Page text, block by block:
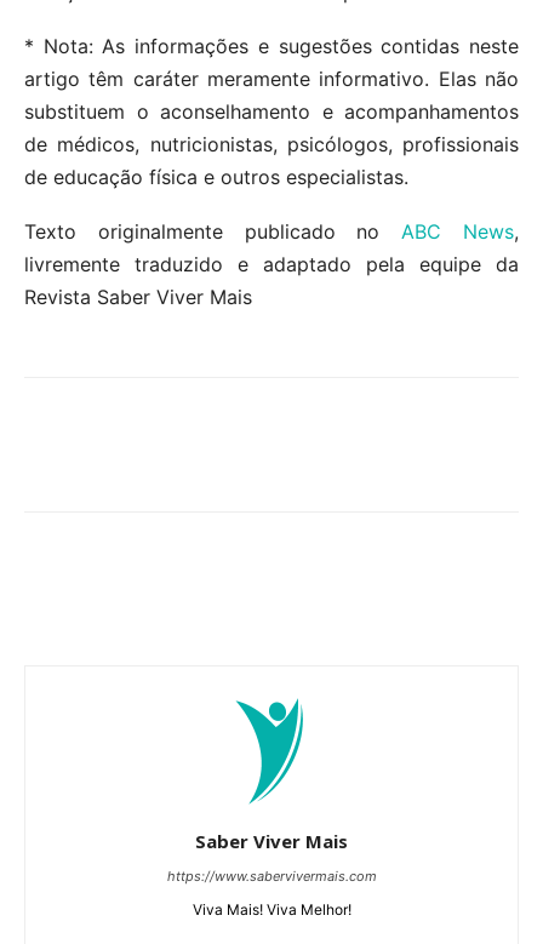
* Nota: As informações e sugestões contidas neste
artigo têm caráter meramente informativo. Elas não
substituem o aconselhamento e acompanhamentos
de médicos, nutricionistas, psicólogos, profissionais
de educação física e outros especialistas.
Texto originalmente publicado no ABC News,
livremente traduzido e adaptado pela equipe da
Revista Saber Viver Mais
Saber Viver Mais
https://www.sabervivermais.com
Viva Mais! Viva Melhor!